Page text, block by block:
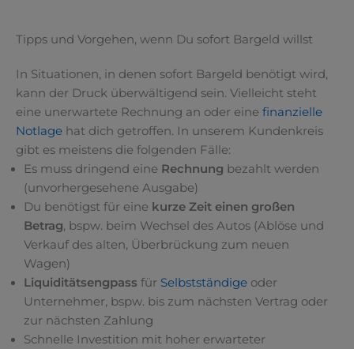
Tipps und Vorgehen, wenn Du sofort Bargeld willst
In Situationen, in denen sofort Bargeld benötigt wird,
kann der Druck überwältigend sein. Vielleicht steht
eine unerwartete Rechnung an oder eine finanzielle
Notlage hat dich getroffen. In unserem Kundenkreis
gibt es meistens die folgenden Fälle:
Es muss dringend eine Rechnung bezahlt werden
(unvorhergesehene Ausgabe)
Du benötigst für eine kurze Zeit einen großen
Betrag, bspw. beim Wechsel des Autos (Ablöse und
Verkauf des alten, Überbrückung zum neuen
Wagen)
Liquiditätsengpass für Selbstständige oder
Unternehmer, bspw. bis zum nächsten Vertrag oder
zur nächsten Zahlung
Schnelle Investition mit hoher erwarteter